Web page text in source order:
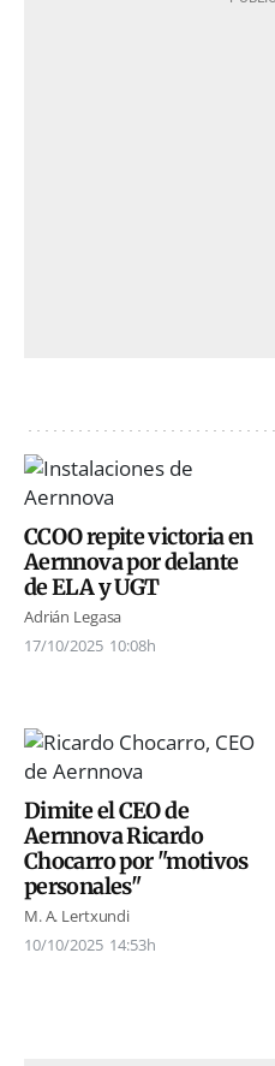
CCOO repite victoria en
Aernnova por delante
de ELA y UGT
Adrián Legasa
17/10/2025 10:08h
Dimite el CEO de
Aernnova Ricardo
Chocarro por "motivos
personales"
M. A. Lertxundi
10/10/2025 14:53h